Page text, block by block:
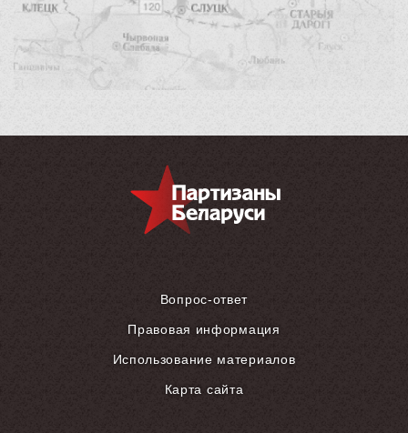
Вопрос-ответ
Правовая информация
Использование материалов
Карта сайта